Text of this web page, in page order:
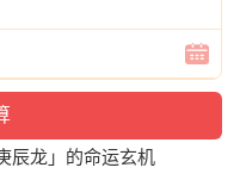
辰龙」的命运玄机